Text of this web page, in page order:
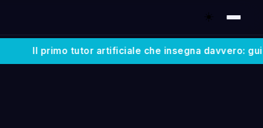
☀️
Il primo tutor artificiale che insegna davvero: guida